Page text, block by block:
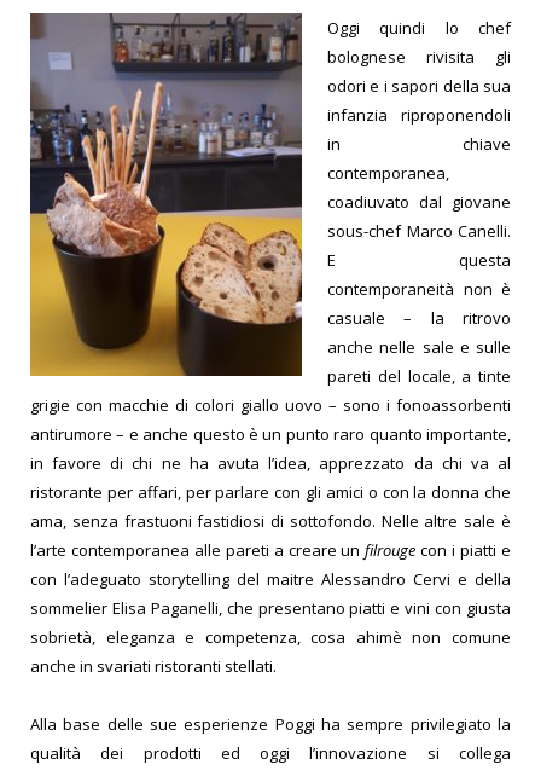
Oggi quindi lo chef
bolognese rivisita gli
odori e i sapori della sua
infanzia riproponendoli
in chiave
contemporanea,
coadiuvato dal giovane
sous-chef Marco Canelli.
E questa
contemporaneità non è
casuale – la ritrovo
anche nelle sale e sulle
pareti del locale, a tinte
grigie con macchie di colori giallo uovo – sono i fonoassorbenti
antirumore – e anche questo è un punto raro quanto importante,
in favore di chi ne ha avuta l’idea, apprezzato da chi va al
ristorante per affari, per parlare con gli amici o con la donna che
ama, senza frastuoni fastidiosi di sottofondo. Nelle altre sale è
l’arte contemporanea alle pareti a creare unfilrouge con i piatti e
con l’adeguato storytelling del maitre Alessandro Cervi e della
sommelier Elisa Paganelli, che presentano piatti e vini con giusta
sobrietà, eleganza e competenza, cosa ahimè non comune
anche in svariati ristoranti stellati.
Alla base delle sue esperienze Poggi ha sempre privilegiato la
qualità dei prodotti ed oggi l’innovazione si collega